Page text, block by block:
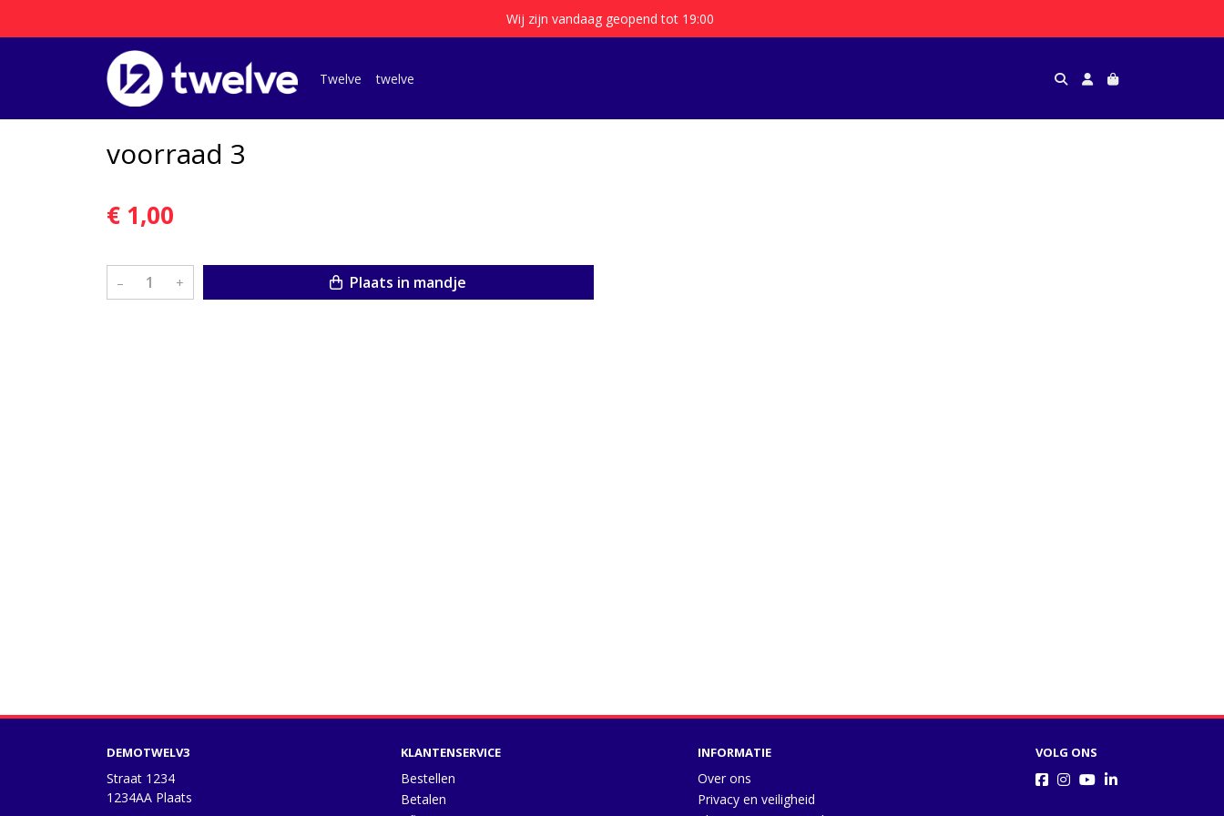
Wij zijn vandaag geopend tot 19:00
Twelve twelve
voorraad 3
€ 1,00
– + Plaats in mandje
DEMOTWELV3
Straat 1234
1234AA Plaats
KLANTENSERVICE
Bestellen
Betalen
INFORMATIE
Over ons
Privacy en veiligheid
VOLG ONS